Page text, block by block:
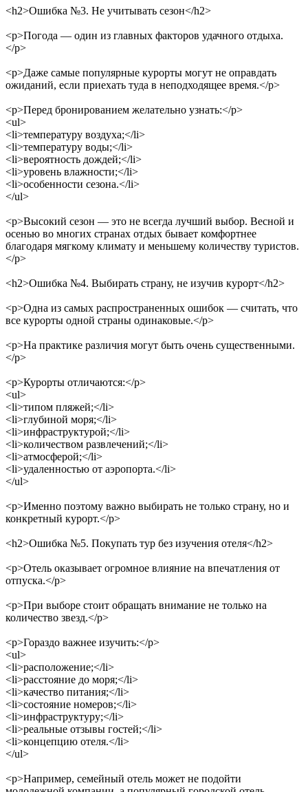
<h2>Ошибка №3. Не учитывать сезон</h2>
<p>Погода — один из главных факторов удачного отдыха.
</p>
<p>Даже самые популярные курорты могут не оправдать
ожиданий, если приехать туда в неподходящее время.</p>
<p>Перед бронированием желательно узнать:</p>
<ul>
<li>температуру воздуха;</li>
<li>температуру воды;</li>
<li>вероятность дождей;</li>
<li>уровень влажности;</li>
<li>особенности сезона.</li>
</ul>
<p>Высокий сезон — это не всегда лучший выбор. Весной и
осенью во многих странах отдых бывает комфортнее
благодаря мягкому климату и меньшему количеству туристов.
</p>
<h2>Ошибка №4. Выбирать страну, не изучив курорт</h2>
<p>Одна из самых распространенных ошибок — считать, что
все курорты одной страны одинаковые.</p>
<p>На практике различия могут быть очень существенными.
</p>
<p>Курорты отличаются:</p>
<ul>
<li>типом пляжей;</li>
<li>глубиной моря;</li>
<li>инфраструктурой;</li>
<li>количеством развлечений;</li>
<li>атмосферой;</li>
<li>удаленностью от аэропорта.</li>
</ul>
<p>Именно поэтому важно выбирать не только страну, но и
конкретный курорт.</p>
<h2>Ошибка №5. Покупать тур без изучения отеля</h2>
<p>Отель оказывает огромное влияние на впечатления от
отпуска.</p>
<p>При выборе стоит обращать внимание не только на
количество звезд.</p>
<p>Гораздо важнее изучить:</p>
<ul>
<li>расположение;</li>
<li>расстояние до моря;</li>
<li>качество питания;</li>
<li>состояние номеров;</li>
<li>инфраструктуру;</li>
<li>реальные отзывы гостей;</li>
<li>концепцию отеля.</li>
</ul>
<p>Например, семейный отель может не подойти